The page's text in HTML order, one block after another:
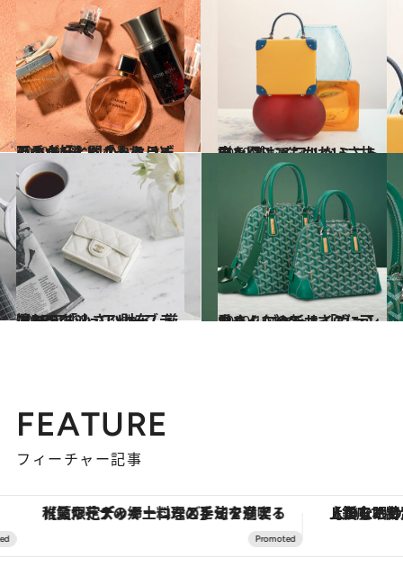
2020.9.24
万人が好むベストセラーの香水4選！ 「それ、どこの？」と聞かれるはず♡
ビューティ＆ヘルス 2020.10.2
中を開けてもかわいさ抜群！ プレイフルなミニトランク
ファッション
2018.11.12
憧れラグジュアリーブランドの 「小さい財布」厳選BEST6
コミック ＆ エッセイ 2020.10.1
小さくなって、さらに可愛く！ ゴヤール「ヴァンドーム」の新サイズ
ファッション
FEATURE
フィーチャー記事
【夏限定ディナーコース】旬を迎える稚鮎や花ズッキーニなどをイタリア・トスカーナの郷土料理の手法で満喫！ 【銀座で出合う最旬美容】美髪ケアや上質